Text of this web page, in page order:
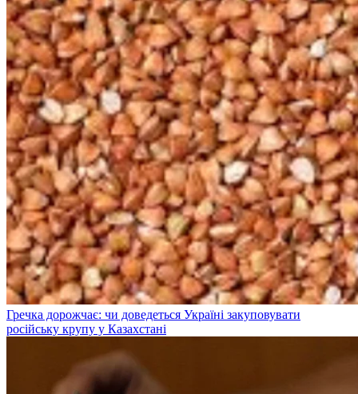
Гречка дорожчає: чи доведеться Україні закуповувати
російську крупу у Казахстані